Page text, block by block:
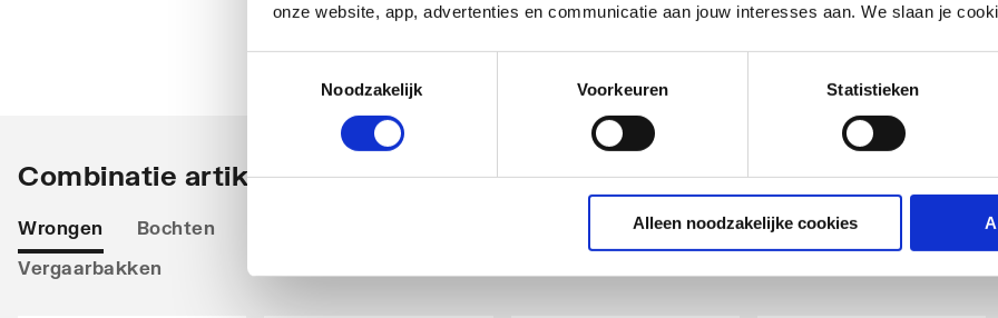
onze website, app, advertenties en communicatie aan jouw interesses aan. We slaan je
Noodzakelijk
Voorkeuren Statistieken
Alleen noodzakelijke cookies
Materiaal aansluiting 1
Model
Combinatie artikelen
Wrongen Bochten Boldraadroosters Verloopstukken
Vergaarbakken